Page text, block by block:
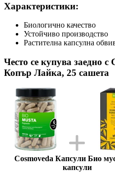
Характеристики:
Биологично качество
Устойчиво производство
Растителна капсулна
Често се купува заедно
Копър Лайка, 25 сашета
Cosmoveda Капсули Био
капсули